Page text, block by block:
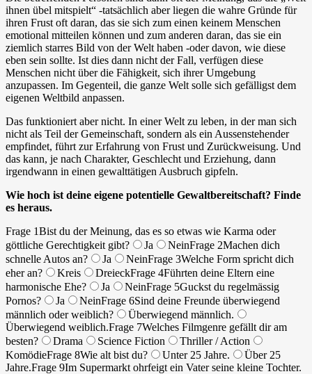
ihnen übel mitspielt“ -tatsächlich aber liegen die wahre Gründe für
ihren Frust oft daran, das sie sich zum einen keinem Menschen
emotional mitteilen können und zum anderen daran, das sie ein
ziemlich starres Bild von der Welt haben -oder davon, wie diese
eben sein sollte. Ist dies dann nicht der Fall, verfügen diese
Menschen nicht über die Fähigkeit, sich ihrer Umgebung
anzupassen. Im Gegenteil, die ganze Welt solle sich gefälligst dem
eigenen Weltbild anpassen.
Das funktioniert aber nicht. In einer Welt zu leben, in der man sich
nicht als Teil der Gemeinschaft, sondern als ein Aussenstehender
empfindet, führt zur Erfahrung von Frust und Zurückweisung. Und
das kann, je nach Charakter, Geschlecht und Erziehung, dann
irgendwann in einen gewalttätigen Ausbruch gipfeln.
Wie hoch ist deine eigene potentielle Gewaltbereitschaft? Finde
es heraus.
Frage 1Bist du der Meinung, das es so etwas wie Karma oder
göttliche Gerechtigkeit gibt?
Ja NeinFrage 2Machen dich
schnelle Autos an?
Ja NeinFrage 3Welche Form spricht dich
eher an?
Kreis DreieckFrage 4Führten deine Eltern eine
harmonische Ehe?
Ja NeinFrage 5Guckst du regelmässig
Pornos?
Ja NeinFrage 6Sind deine Freunde überwiegend
männlich oder weiblich?
Überwiegend männlich.
Überwiegend weiblich.Frage 7Welches Filmgenre gefällt dir am
besten?
Drama Science Fiction
Thriller / Action
KomödieFrage 8Wie alt bist du? Unter 25 Jahre.
Über 25
Jahre.Frage 9Im Supermarkt ohrfeigt ein Vater seine kleine Tochter.